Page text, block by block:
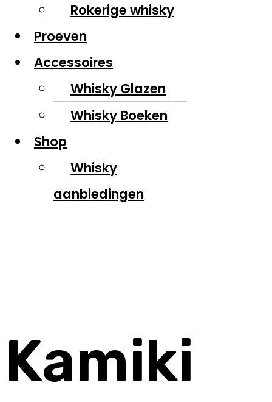
Rokerige whisky
Proeven
Accessoires
Whisky Glazen
Whisky Boeken
Shop
Whisky
aanbiedingen
Kamiki